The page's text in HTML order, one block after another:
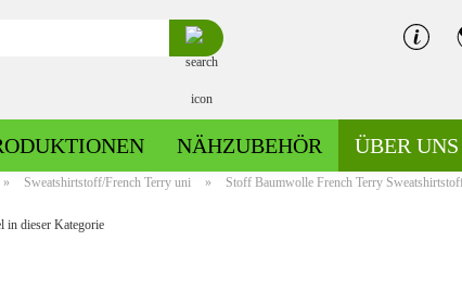
Suche...
NÄHZUBEHÖR ÜBER UNS
» Sweatshirtstoff/French Terry uni » Stoff Baumwolle French Terry
in dieser Kategorie